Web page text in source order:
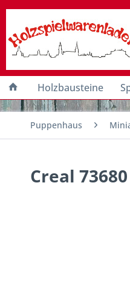
Holzbausteine
Puppenhaus
Creal